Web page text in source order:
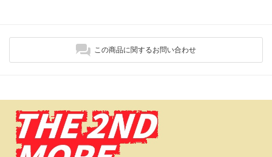
この商品に関するお問い合わせ